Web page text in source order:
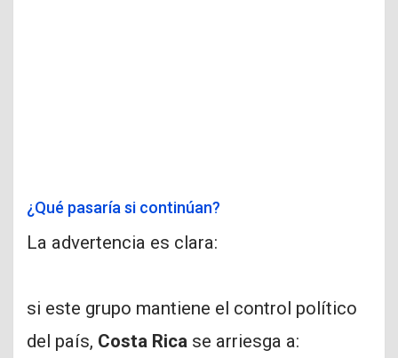
¿Qué pasaría si continúan?
La advertencia es clara:
si este grupo mantiene el control político
del país, Costa Rica se arriesga a: